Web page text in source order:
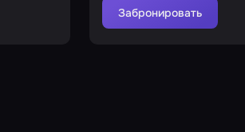
Забронировать